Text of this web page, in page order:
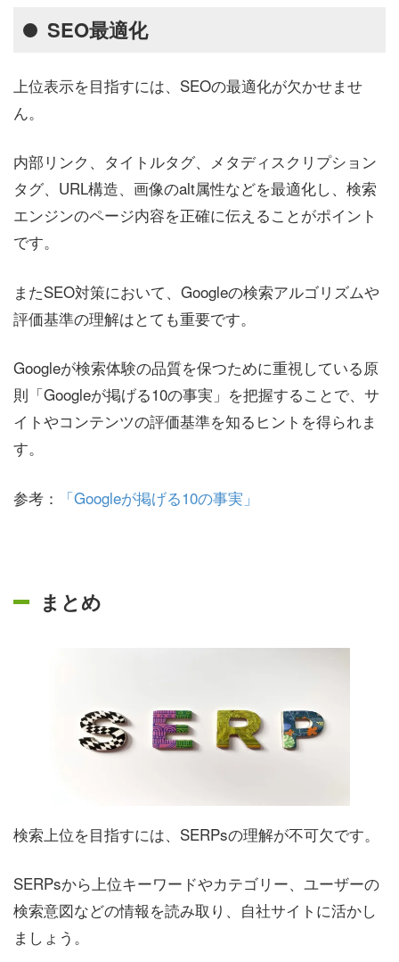
SEO最適化
上位表示を目指すには、SEOの最適化が欠かせませ
ん。
内部リンク、タイトルタグ、メタディスクリプション
タグ、URL構造、画像のalt属性などを最適化し、検索
エンジンのページ内容を正確に伝えることがポイント
です。
またSEO対策において、Googleの検索アルゴリズムや
評価基準の理解はとても重要です。
Googleが検索体験の品質を保つために重視している原
則「Googleが掲げる10の事実」を把握することで、サ
イトやコンテンツの評価基準を知るヒントを得られま
す。
参考： 「Googleが掲げる10の事実」
まとめ
検索上位を目指すには、SERPsの理解が不可欠です。
SERPsから上位キーワードやカテゴリー、ユーザーの
検索意図などの情報を読み取り、自社サイトに活かし
ましょう。